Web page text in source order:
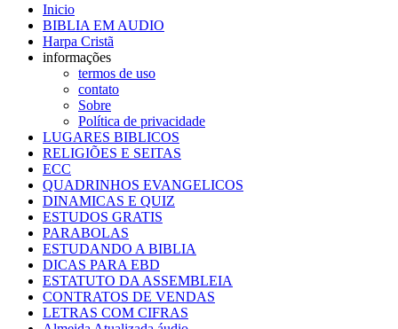
Inicio
BIBLIA EM AUDIO
Harpa Cristã
informações
termos de uso
contato
Sobre
Política de privacidade
LUGARES BIBLICOS
RELIGIÕES E SEITAS
ECC
QUADRINHOS EVANGELICOS
DINAMICAS E QUIZ
ESTUDOS GRATIS
PARABOLAS
ESTUDANDO A BIBLIA
DICAS PARA EBD
ESTATUTO DA ASSEMBLEIA
CONTRATOS DE VENDAS
LETRAS COM CIFRAS